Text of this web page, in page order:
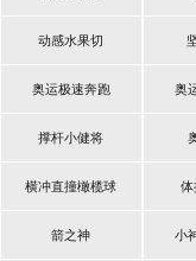
动感水果切
奥运极速奔跑 奥
撑杆小健将
横冲直撞橄榄球
箭之神 小